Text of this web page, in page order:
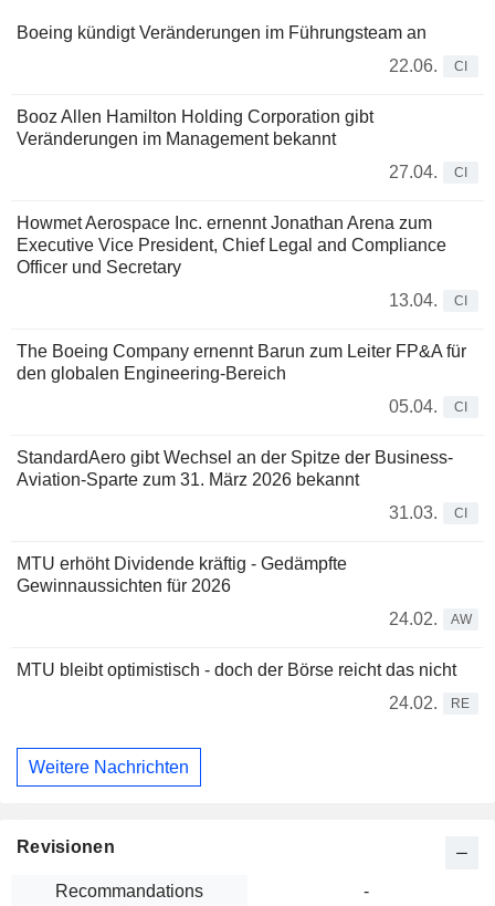
Boeing kündigt Veränderungen im Führungsteam an
22.06.
CI
Booz Allen Hamilton Holding Corporation gibt
Veränderungen im Management bekannt
27.04.
CI
Howmet Aerospace Inc. ernennt Jonathan Arena zum
Executive Vice President, Chief Legal and Compliance
Officer und Secretary
13.04.
CI
The Boeing Company ernennt Barun zum Leiter FP&A für
den globalen Engineering-Bereich
05.04.
CI
StandardAero gibt Wechsel an der Spitze der Business-
Aviation-Sparte zum 31. März 2026 bekannt
31.03.
CI
MTU erhöht Dividende kräftig - Gedämpfte
Gewinnaussichten für 2026
24.02.
AW
MTU bleibt optimistisch - doch der Börse reicht das nicht
24.02.
RE
Weitere Nachrichten
Revisionen
Recommandations
-